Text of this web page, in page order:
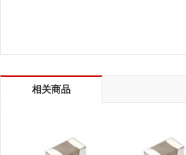
相关商品